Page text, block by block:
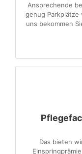
Ansprechende
genug Parkplätze
uns bekommen
Das bieten